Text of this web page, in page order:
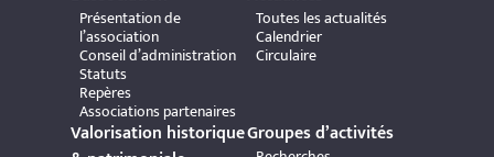
Présentation de
l’association
Conseil d’administration
Statuts
Repères
Associations partenaires
Toutes les actualités
Calendrier
Circulaire
Valorisation historiqueGroupes d’activités